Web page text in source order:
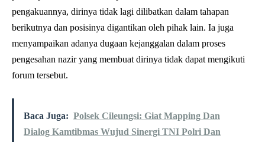
pengakuannya, dirinya tidak lagi dilibatkan dalam tahapan
berikutnya dan posisinya digantikan oleh pihak lain. Ia juga
menyampaikan adanya dugaan kejanggalan dalam proses
pengesahan nazir yang membuat dirinya tidak dapat mengikuti
forum tersebut.
Baca Juga: Polsek Cileungsi: Giat Mapping Dan
Dialog Kamtibmas Wujud Sinergi TNI Polri Dan